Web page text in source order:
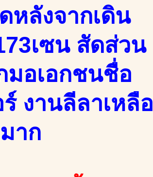
ลังจากเดิน
เซน สัดส่วน
มอเอกชนชื่อ
งานลีลาเหลือ
าก